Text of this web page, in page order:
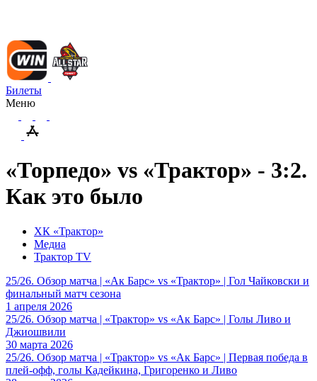
Билеты
Меню
«Торпедо» vs «Трактор» - 3:2.
Как это было
ХК «Трактор»
Медиа
Трактор TV
25/26. Обзор матча | «Ак Барс» vs «Трактор» | Гол Чайковски и
финальный матч сезона
1 апреля 2026
25/26. Обзор матча | «Трактор» vs «Ак Барс» | Голы Ливо и
Джиошвили
30 марта 2026
25/26. Обзор матча | «Трактор» vs «Ак Барс» | Первая победа в
плей-офф, голы Кадейкина, Григоренко и Ливо